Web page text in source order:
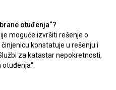
otuđenja“?
moguće izvršiti rešenje o
konstatuje u rešenju i
za katastar nepokretnosti,